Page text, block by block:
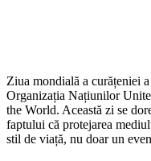
Ziua mondială a curățeniei
Organizația Națiunilor
the World. Această zi se
faptului că protejarea
stil de viață, nu doar un